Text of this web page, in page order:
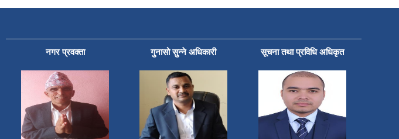
नगर प्रवक्ता गुनासो सुन्ने अधिकारी सूचना तथा प्रविधि अधिकृत